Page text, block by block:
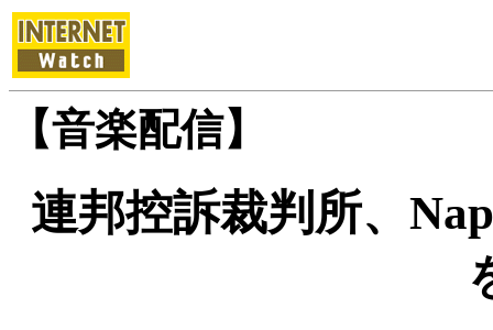
【音楽配信】
連邦控訴裁判所、